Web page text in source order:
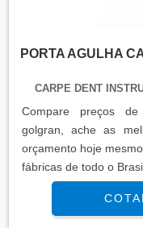
PORTA AGULHA
CARPE DENT
Compare preços
golgran, ache as
orçamento hoje
fábricas de todo o